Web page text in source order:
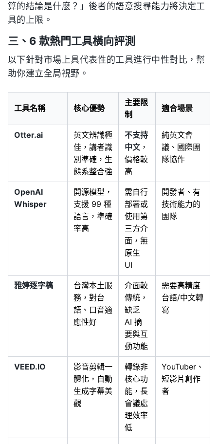
算的結論是什麼？」後者的語意搜尋能力將決定工
具的上限。
三、6 款熱門工具橫向評測
以下針對市場上具代表性的工具進行中性對比，幫
助你建立全局視野。
工具名稱 核心優勢
主要限
制
適合場景
Otter.ai
英文辨識極
佳，講者識
別準確，生
態系整合強
不支持
中文 ，
價格較
高
純英文會
議、國際團
隊協作
OpenAI
Whisper
開源模型，
支援 99 種
語言，準確
率高
需自行
部署或
使用第
三方介
面，無
原生
UI
開發者、有
技術能力的
團隊
雅婷逐字稿
台灣本土服
務，對台
語、口音適
應性好
介面較
傳統，
缺乏
AI 摘
要與互
動功能
需要高精度
台語/中文轉
寫
VEED.IO
影音剪輯一
體化，自動
生成字幕美
觀
轉錄非
核心功
能，長
會議處
理效率
低
YouTuber、
短影片創作
者